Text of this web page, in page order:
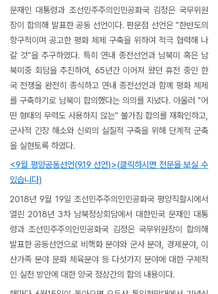
문재인 대통령과 조선민주주의인민공화국 김정은 국무위원
장이 합의해 발표한 공동 선언이다.판문점 선언은 "한반도의
항구적이며 공고한 평화 체제 구축을 위하여 적극 협력해 나
갈 것"을 추구하였다. 특히 연내 종전선언과 남북미 혹은 남
북미중 회담을 추진하여 , 65년간 이어져 왔던 휴전 중인 한
국 전쟁을 완전히 종식하고 연내 종전선언과 함께 평화 체제
를 구축하기로 남북이 합의했다는 의의를 지녔다. 아울러 "어
떤 형태의 무력도 사용하지 않는" 불가침 합의를 재확인하고
군사적 긴장 해소와 신뢰의 실질적 구축을 위해 단계적 군축
을 실현토록 하였다.
<9월 평양공동선언(9.19 선언)>(클릭하시면 전문을 보실 수
있습니다)
2018년 9월 19일 조선민주주의인민공화국 평양직할시에서
열린 2018년 3차 남북정상회담에서 대한민국 문재인 대통
령과 조선민주주의인민공화국 김정은 국무위원장이 합의해
발표한 공동선언으로 비핵화 분야와 군사 분야, 경제분야, 이
산가족 분야 문화 체육분야 등 다섯가지 분야에 대한 구체적
인 실천 방안에 대한 양국 정상간의 합의 내용이다.